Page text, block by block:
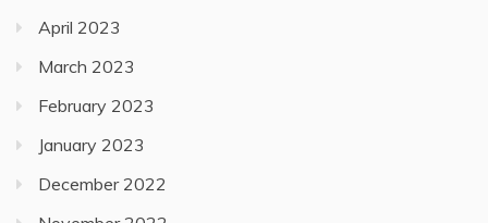
April 2023
March 2023
February 2023
January 2023
December 2022